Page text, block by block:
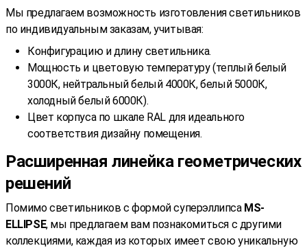
Мы предлагаем возможность изготовления светильников
по индивидуальным заказам, учитывая:
Конфигурацию и длину светильника.
Мощность и цветовую температуру (теплый белый
3000К, нейтральный белый 4000К, белый 5000К,
холодный белый 6000К).
Цвет корпуса по шкале RAL для идеального
соответствия дизайну помещения.
Расширенная линейка геометрических
решений
Помимо светильников с формой суперэллипса MS-
ELLIPSE, мы предлагаем вам познакомиться с другими
коллекциями, каждая из которых имеет свою уникальную